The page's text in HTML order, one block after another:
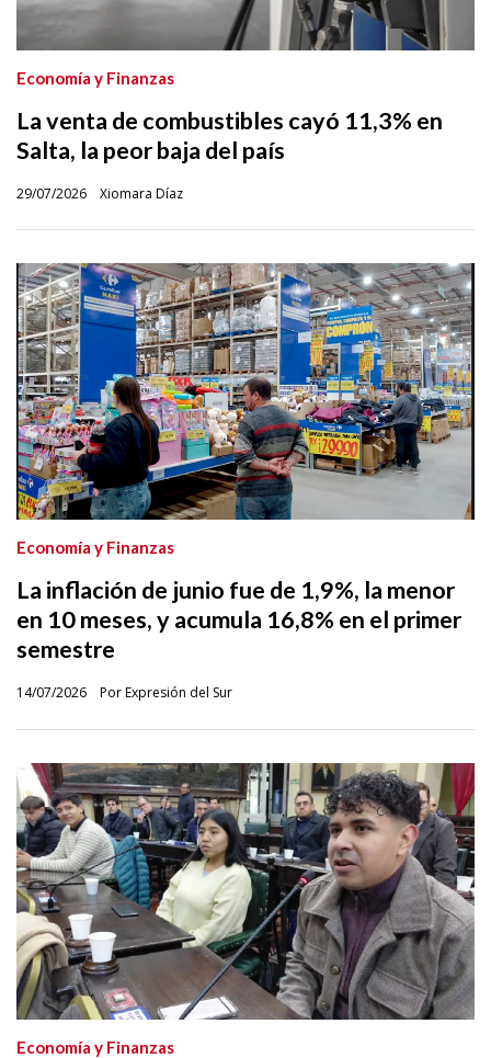
La venta de combustibles cayó 11,3% en
Salta, la peor baja del país
Xiomara Díaz
Economía y Finanzas
29/07/2026
La inflación de junio fue de 1,9%, la menor
en 10 meses, y acumula 16,8% en el primer
semestre
Por Expresión del Sur
Economía y Finanzas
14/07/2026
Economía y Finanzas